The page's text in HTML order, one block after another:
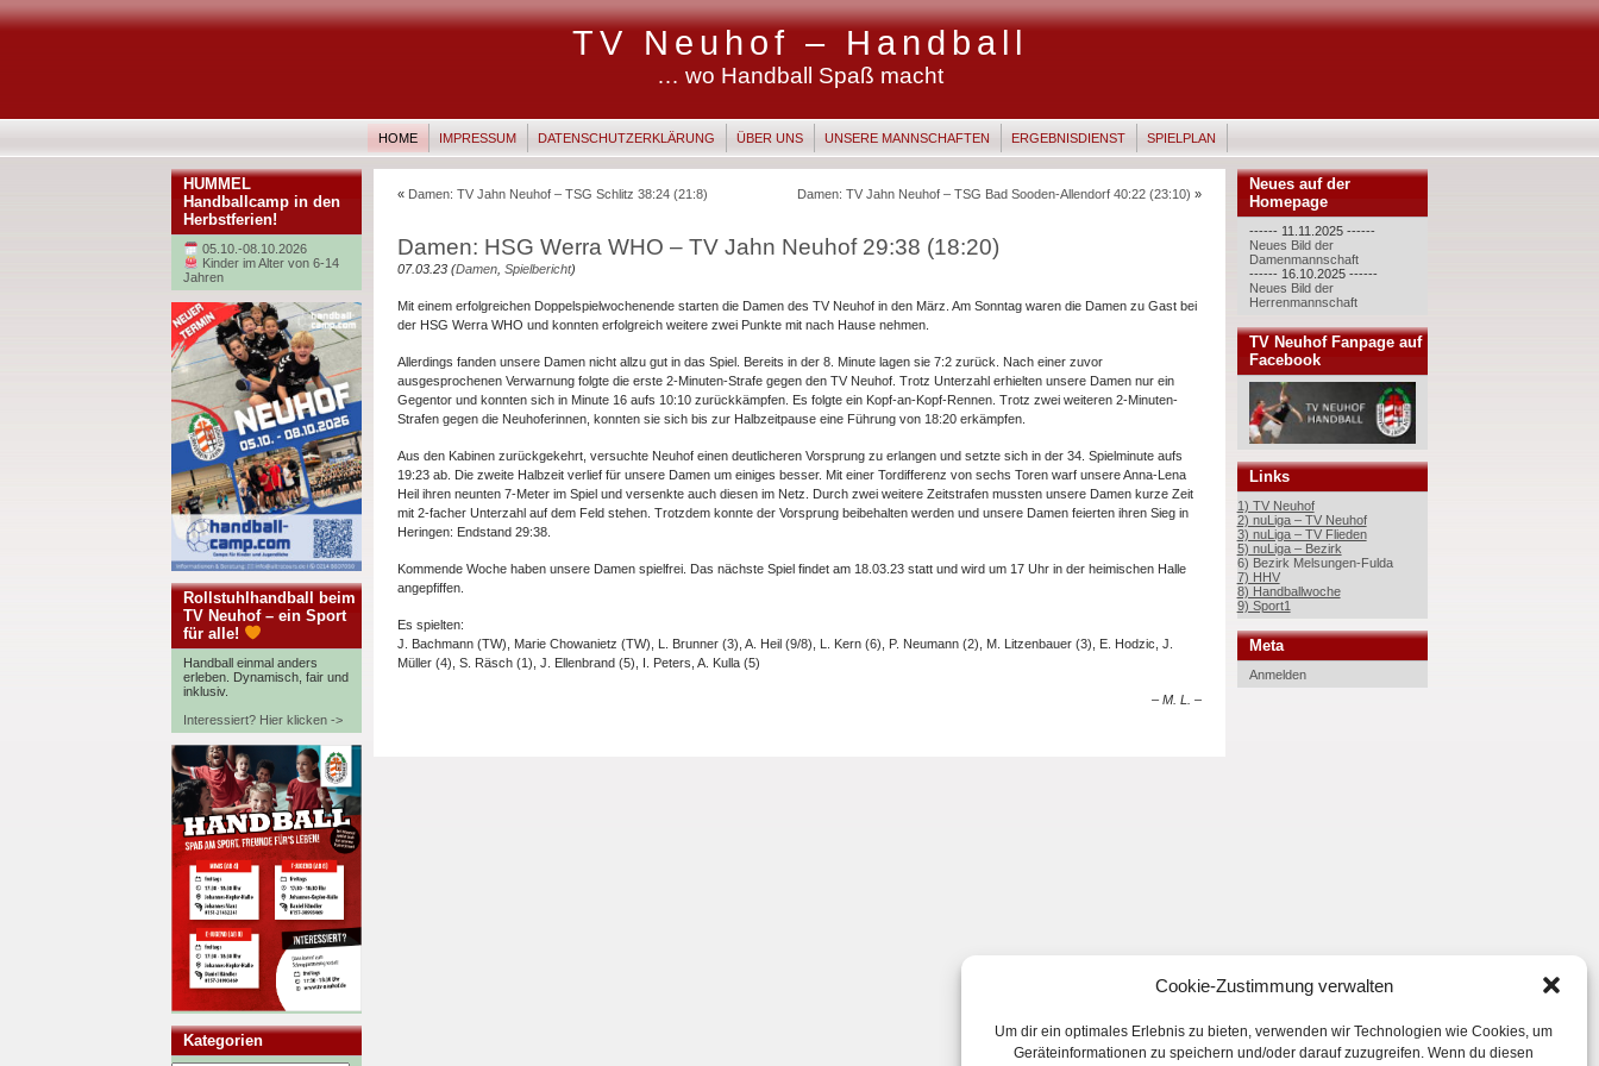
Cookie-Zustimmung verwalten
Um dir ein optimales Erlebnis zu bieten, verwenden wir Technologien wie Cookies, um
Geräteinformationen zu speichern und/oder darauf zuzugreifen. Wenn du diesen
TV Neuhof – Handball
… wo Handball Spaß macht
HOME IMPRESSUM DATENSCHUTZERKLÄRUNG ÜBER UNS UNSERE MANNSCHAFTEN ERGEBNISDIENST SPIELPLAN
HUMMEL
Handballcamp in den
Herbstferien!
05.10.-08.10.2026
Kinder im Alter von 6-14
Jahren
Rollstuhlhandball beim
TV Neuhof – ein Sport
für alle!
Handball einmal anders
erleben. Dynamisch, fair und
inklusiv.
Interessiert? Hier klicken ->
Kategorien
Neues auf der
Homepage
------ 11.11.2025 ------
Neues Bild der
Damenmannschaft
------ 16.10.2025 ------
Neues Bild der
Herrenmannschaft
TV Neuhof Fanpage auf
Facebook
Links
1) TV Neuhof
2) nuLiga – TV Neuhof
3) nuLiga – TV Flieden
5) nuLiga – Bezirk
6) Bezirk Melsungen-Fulda
7) HHV
8) Handballwoche
9) Sport1
Meta
Anmelden
« Damen: TV Jahn Neuhof – TSG Schlitz 38:24 (21:8) Damen: TV Jahn Neuhof – TSG Bad Sooden-Allendorf 40:22 (23:10) »
Damen: HSG Werra WHO – TV Jahn Neuhof 29:38 (18:20)
07.03.23 (Damen ,Spielbericht)
Mit einem erfolgreichen Doppelspielwochenende starten die Damen des TV Neuhof in den März. Am Sonntag waren die Damen zu Gast bei
der HSG Werra WHO und konnten erfolgreich weitere zwei Punkte mit nach Hause nehmen.
Allerdings fanden unsere Damen nicht allzu gut in das Spiel. Bereits in der 8. Minute lagen sie 7:2 zurück. Nach einer zuvor
ausgesprochenen Verwarnung folgte die erste 2-Minuten-Strafe gegen den TV Neuhof. Trotz Unterzahl erhielten unsere Damen nur ein
Gegentor und konnten sich in Minute 16 aufs 10:10 zurückkämpfen. Es folgte ein Kopf-an-Kopf-Rennen. Trotz zwei weiteren 2-Minuten-
Strafen gegen die Neuhoferinnen, konnten sie sich bis zur Halbzeitpause eine Führung von 18:20 erkämpfen.
Aus den Kabinen zurückgekehrt, versuchte Neuhof einen deutlicheren Vorsprung zu erlangen und setzte sich in der 34. Spielminute aufs
19:23 ab. Die zweite Halbzeit verlief für unsere Damen um einiges besser. Mit einer Tordifferenz von sechs Toren warf unsere Anna-Lena
Heil ihren neunten 7-Meter im Spiel und versenkte auch diesen im Netz. Durch zwei weitere Zeitstrafen mussten unsere Damen kurze Zeit
mit 2-facher Unterzahl auf dem Feld stehen. Trotzdem konnte der Vorsprung beibehalten werden und unsere Damen feierten ihren Sieg in
Heringen: Endstand 29:38.
Kommende Woche haben unsere Damen spielfrei. Das nächste Spiel findet am 18.03.23 statt und wird um 17 Uhr in der heimischen Halle
angepfiffen.
Es spielten:
J. Bachmann (TW), Marie Chowanietz (TW), L. Brunner (3), A. Heil (9/8), L. Kern (6), P. Neumann (2), M. Litzenbauer (3), E. Hodzic, J.
Müller (4), S. Räsch (1), J. Ellenbrand (5), I. Peters, A. Kulla (5)
– M. L. –